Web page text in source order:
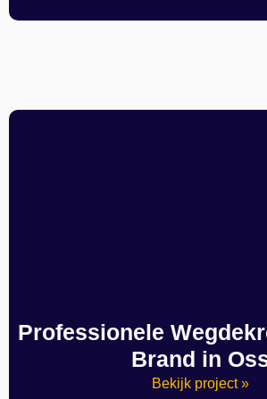
Professionele
Brand in
Bekijk project »